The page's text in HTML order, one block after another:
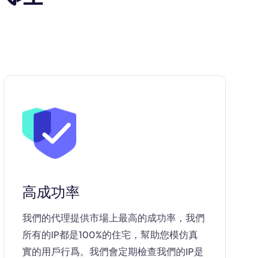
高成功率
我們的代理提供市場上最高的成功率，我們
所有的IP都是100%的住宅，幫助您模仿真
實的用戶行爲。我們會定期檢查我們的IP是